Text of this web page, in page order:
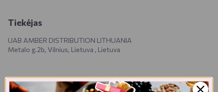
Tiekėjas
UAB AMBER DISTRIBUTION LITHUANIA
Metalo g.2b, Vilnius, Lietuva , Lietuva